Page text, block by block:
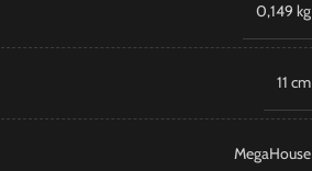
0,149 kg
11 cm
MegaHouse